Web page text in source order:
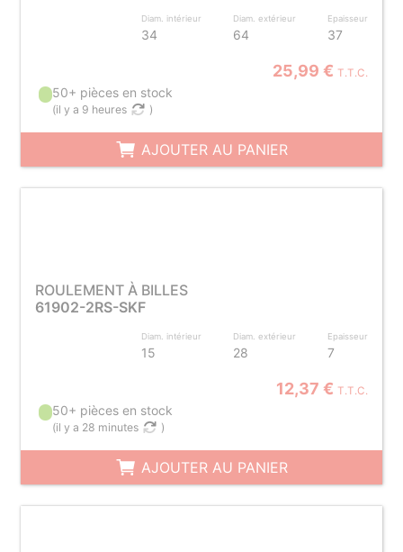
Diam. intérieur
34
Diam. extérieur
64
Epaisseur
37
25,99 € T.T.C.
50+ pièces en stock
(il y a 9 heures )
AJOUTER AU PANIER
ROULEMENT À BILLES
61902-2RS-SKF
Diam. intérieur
15
Diam. extérieur
28
Epaisseur
7
12,37 € T.T.C.
50+ pièces en stock
(il y a 28 minutes )
AJOUTER AU PANIER